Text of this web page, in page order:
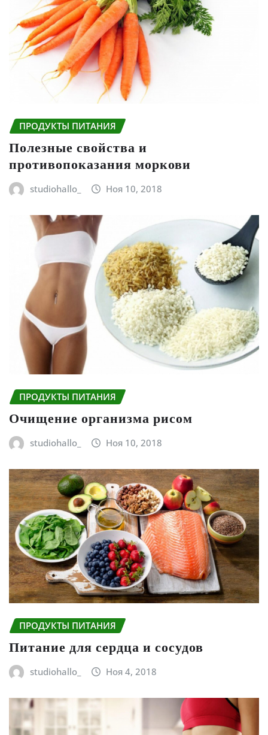
ПРОДУКТЫ ПИТАНИЯ
Полезные свойства и
противопоказания моркови
studiohallo_ Ноя 10, 2018
ПРОДУКТЫ ПИТАНИЯ
Очищение организма рисом
studiohallo_ Ноя 10, 2018
ПРОДУКТЫ ПИТАНИЯ
Питание для сердца и сосудов
studiohallo_ Ноя 4, 2018